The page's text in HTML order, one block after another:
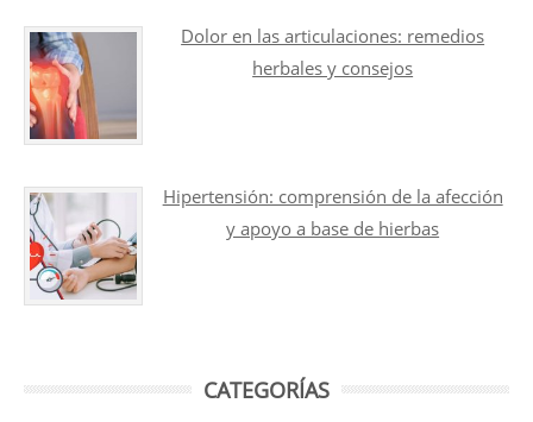
Dolor en las articulaciones: remedios
herbales y consejos
Hipertensión: comprensión de la afección
y apoyo a base de hierbas
CATEGORÍAS